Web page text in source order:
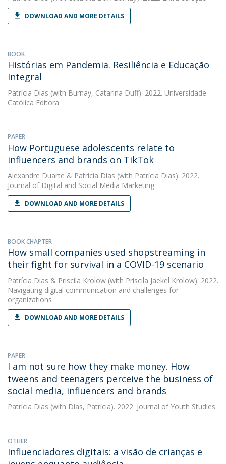
DOWNLOAD AND MORE DETAILS
BOOK
Histórias em Pandemia. Resiliência e Educação
Integral
Patrícia Dias (with Burnay, Catarina Duff). 2022. Universidade
Católica Editora
PAPER
How Portuguese adolescents relate to
influencers and brands on TikTok
Alexandre Duarte & Patrícia Dias (with Patrícia Dias). 2022.
Journal of Digital and Social Media Marketing
DOWNLOAD AND MORE DETAILS
BOOK CHAPTER
How small companies used shopstreaming in
their fight for survival in a COVID-19 scenario
Patrícia Dias & Priscila Krolow (with Priscila Jaekel Krolow). 2022.
Navigating digital communication and challenges for
organizations
DOWNLOAD AND MORE DETAILS
PAPER
I am not sure how they make money. How
tweens and teenagers perceive the business of
social media, influencers and brands
Patrícia Dias (with Dias, Patrícia). 2022. Journal of Youth Studies
OTHER
Influenciadores digitais: a visão de crianças e